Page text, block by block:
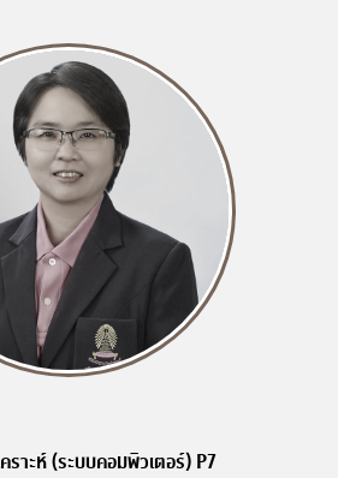
คราะห์ (ระบบคอมพิวเตอร์) P7